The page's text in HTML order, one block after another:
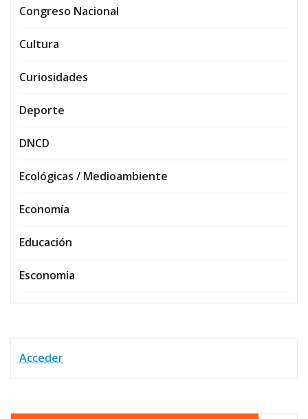
Congreso Nacional
Cultura
Curiosidades
Deporte
DNCD
Ecológicas / Medioambiente
Economía
Educación
Esconomia
Acceder